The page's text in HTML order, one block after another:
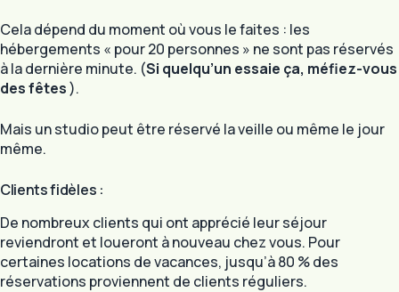
Cela dépend du moment où vous le faites : les
hébergements « pour 20 personnes » ne sont pas réservés
à la dernière minute. (Si quelqu’un essaie ça, méfiez-vous
des fêtes).
Mais un studio peut être réservé la veille ou même le jour
même.
Clients fidèles :
De nombreux clients qui ont apprécié leur séjour
reviendront et loueront à nouveau chez vous. Pour
certaines locations de vacances, jusqu’à 80 % des
réservations proviennent de clients réguliers.